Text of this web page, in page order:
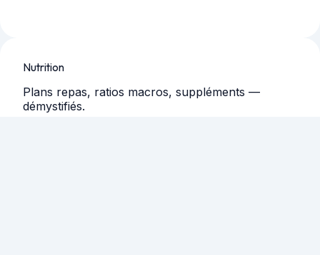
Nutrition
Plans repas, ratios macros, suppléments —
démystifiés.